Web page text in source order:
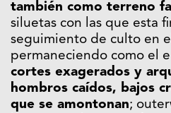
también como terreno
siluetas con las que esta
seguimiento de culto en
permaneciendo como el
cortes exagerados y
hombros caídos, bajos
que se amontonan;